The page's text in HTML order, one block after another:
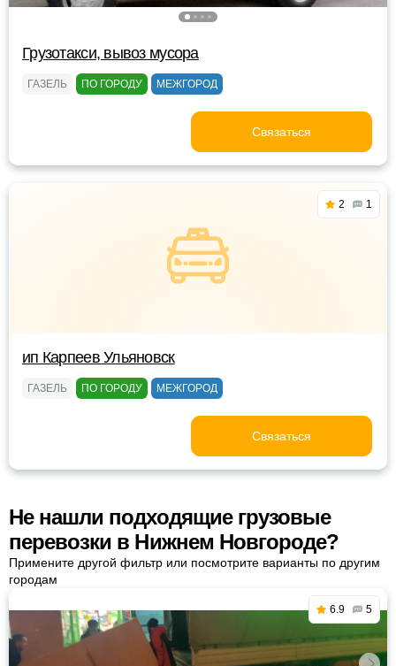
Грузотакси, вывоз мусора
ГАЗЕЛЬ ПО ГОРОДУ МЕЖГОРОД
Связаться
2 1
ип Карпеев Ульяновск
ГАЗЕЛЬ ПО ГОРОДУ МЕЖГОРОД
Связаться
Не нашли подходящие грузовые
перевозки в Нижнем Новгороде?
Примените другой фильтр или посмотрите варианты по другим
городам
6.9 5